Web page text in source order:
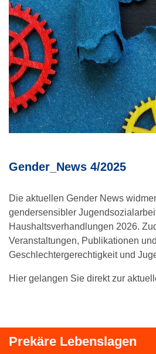
Gender_News 4/2025
Die aktuellen Gender News
gendersensibler
Haushaltsverhandlungen 2026.
Veranstaltungen, Publikationen
Geschlechtergerechtigkeit und
Hier gelangen Sie direkt zur
Prekäre Lebenslagen